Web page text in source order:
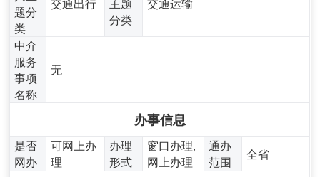
题分
类
分类
中介
服务
事项
名称
无
办事信息
是否
网办
可网上办
理
办理
形式
窗口办理,
网上办理
通办
范围
全省